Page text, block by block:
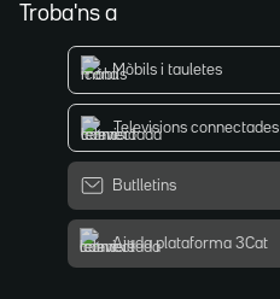
Troba'ns a
Mòbils i tauletes
Televisions connectades
Butlletins
Ajuda plataforma 3Cat